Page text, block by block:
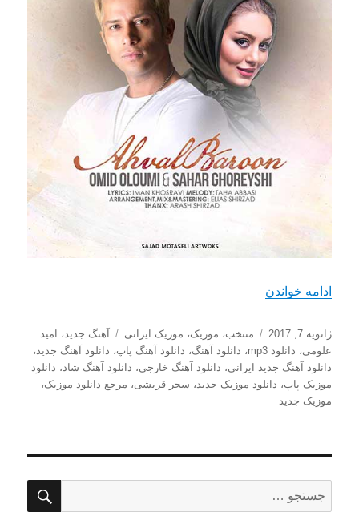
ادامه خواندن
ارسال
شده
در
ژانویه 7, 2017 دسته‌ها
منتخب، موزیک، موزیک ایرانی برچسب‌ها
آهنگ جدید،
امید
علومی، دانلود mp3 ، دانلود آهنگ، دانلود آهنگ پاپ، دانلود آهنگ جدید،
دانلود آهنگ جدید ایرانی، دانلود آهنگ خارجی، دانلود آهنگ شاد، دانلود
موزیک پاپ، دانلود موزیک جدید، سحر قریشی، مرجع دانلود موزیک،
موزیک جدید
برای: